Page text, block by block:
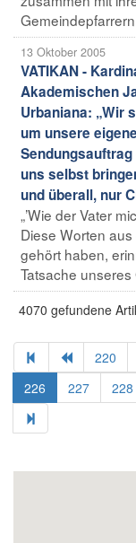
13 Oktober 2005
VATIKAN -
Akademischen
Urbaniana: „Wir
um unsere
uns selbst
und überall, nur
„’Wie der Vater
Diese Worten
gehört haben,
Tatsache unseres
4070 gefundene
220
226
227 228